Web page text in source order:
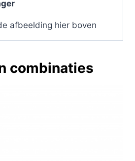
afbeelding hier boven
combinaties